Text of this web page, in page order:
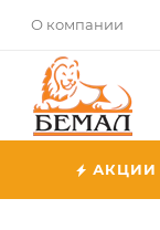
О компании
АКЦИИ